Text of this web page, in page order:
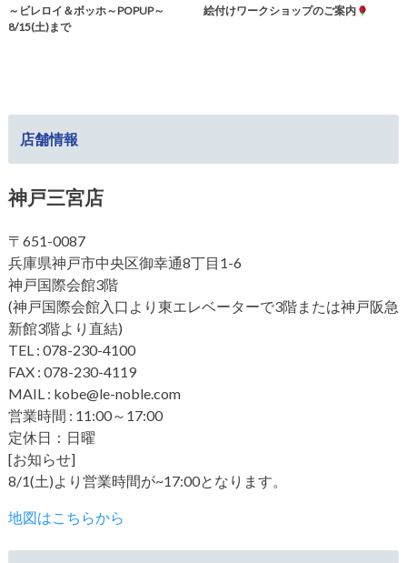
～ビレロイ＆ボッホ～POPUP～
8/15(土)まで
絵付けワークショップのご案内
店舗情報
神戸三宮店
〒651-0087
兵庫県神戸市中央区御幸通8丁目1-6
神戸国際会館3階
(神戸国際会館入口より東エレベーターで3階または神戸阪急
新館3階より直結)
TEL : 078-230-4100
FAX : 078-230-4119
MAIL : kobe@le-noble.com
営業時間 : 11:00～17:00
定休日：日曜
[お知らせ]
8/1(土)より営業時間が~17:00となります。
地図はこちらから